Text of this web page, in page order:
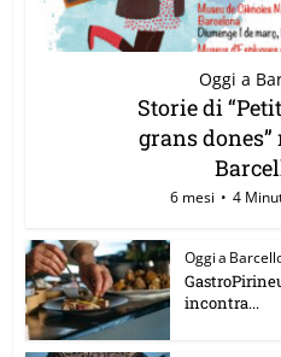
Oggi a
Storie di
grans
6 mesi 4
Oggi a
incontra...